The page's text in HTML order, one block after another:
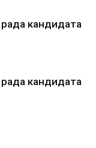
кандидата
кандидата